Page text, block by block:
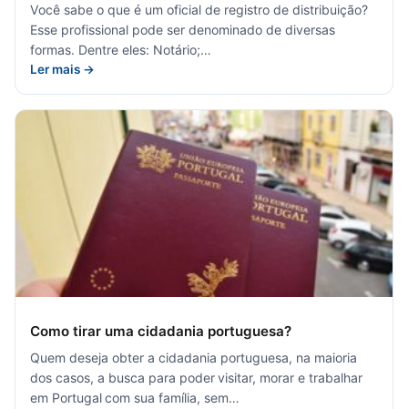
Você sabe o que é um oficial de registro de distribuição?
Esse profissional pode ser denominado de diversas
formas. Dentre eles: Notário;…
Ler mais →
Como tirar uma cidadania portuguesa?
Quem deseja obter a cidadania portuguesa, na maioria
dos casos, a busca para poder visitar, morar e trabalhar
em Portugal com sua família, sem…